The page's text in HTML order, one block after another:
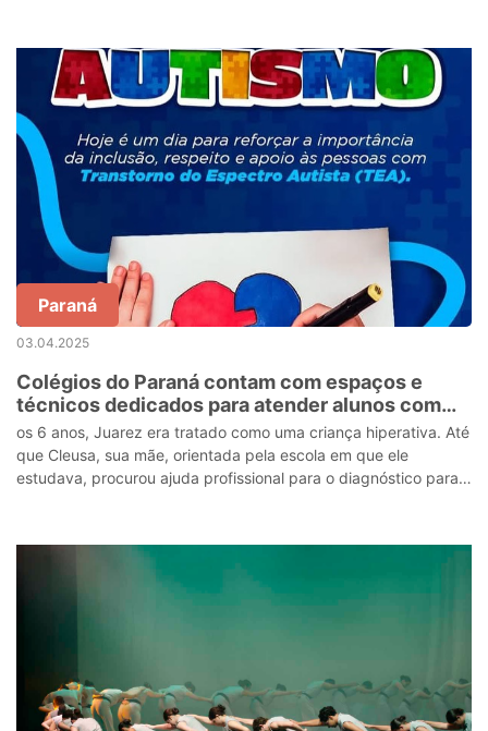
Paraná
03.04.2025
Colégios do Paraná contam com espaços e
técnicos dedicados para atender alunos com
TEA
os 6 anos, Juarez era tratado como uma criança hiperativa. Até
que Cleusa, sua mãe, orientada pela escola em que ele
estudava, procurou ajuda profissional para o diagnóstico para